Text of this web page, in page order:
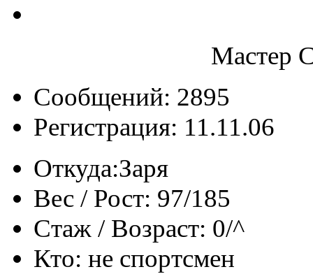
Мастер
Сообщений: 2895
Регистрация: 11.11.06
Откуда:Заря
Вес / Рост: 97/185
Стаж / Возраст: 0/^
Кто: не спортсмен